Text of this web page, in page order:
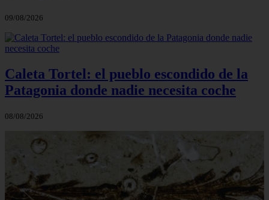
09/08/2026
Caleta Tortel: el pueblo escondido de la
Patagonia donde nadie necesita coche
08/08/2026